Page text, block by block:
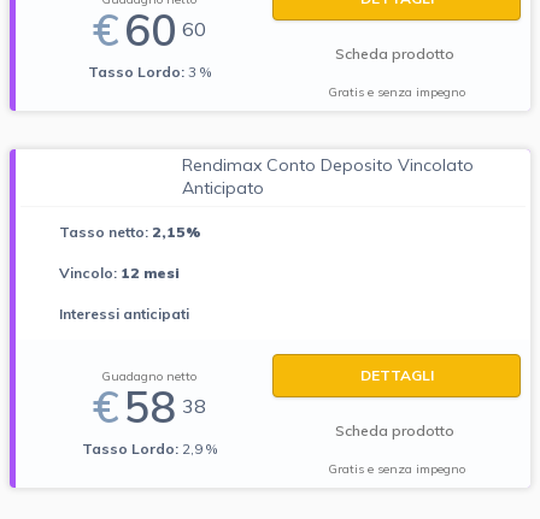
€60 60
Tasso Lordo: 3 %
Scheda prodotto
Gratis e senza impegno
Rendimax Conto Deposito Vincolato
Anticipato
Tasso netto: 2,15%
Vincolo: 12 mesi
Interessi anticipati
Guadagno netto
€58 38
Tasso Lordo: 2,9 %
DETTAGLI
Scheda prodotto
Gratis e senza impegno